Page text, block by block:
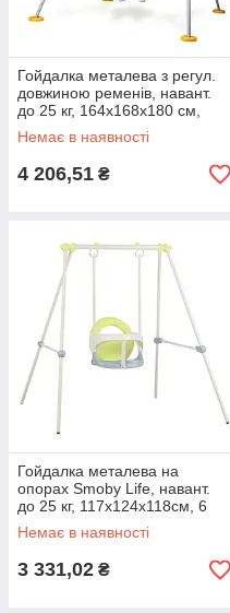
Гойдалка металева з регул.
довжиною ременів, навант.
до 25 кг, 164х168х180 см,
12міс.+
Немає в наявності
4 206,51 ₴
Гойдалка металева на
опорах Smoby Life, навант.
до 25 кг, 117x124x118см, 6
міс.+
Немає в наявності
3 331,02 ₴